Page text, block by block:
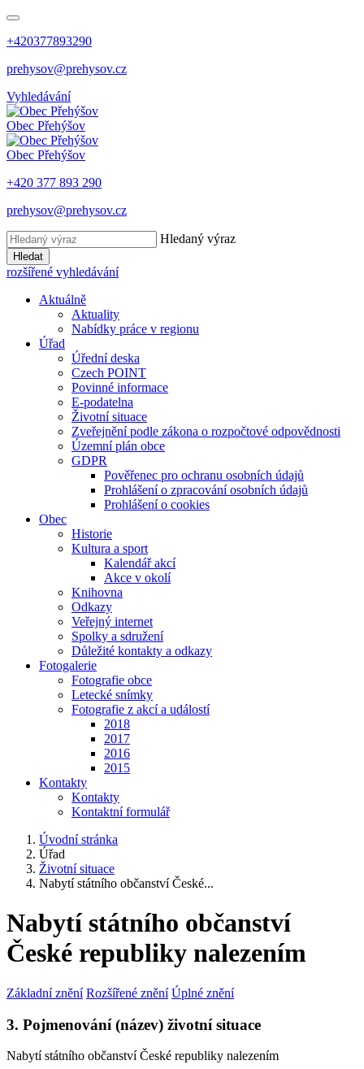
+420377893290
prehysov@prehysov.cz
Vyhledávání
Obec Přehýšov
Obec Přehýšov
+420 377 893 290
prehysov@prehysov.cz
Hledaný výraz
Hledat
rozšířené vyhledávání
Aktuálně
Aktuality
Nabídky práce v regionu
Úřad
Úřední deska
Czech POINT
Povinné informace
E-podatelna
Životní situace
Zveřejnění podle zákona o rozpočtové odpovědnosti
Územní plán obce
GDPR
Pověřenec pro ochranu osobních údajů
Prohlášení o zpracování osobních údajů
Prohlášení o cookies
Obec
Historie
Kultura a sport
Kalendář akcí
Akce v okolí
Knihovna
Odkazy
Veřejný internet
Spolky a sdružení
Důležité kontakty a odkazy
Fotogalerie
Fotografie obce
Letecké snímky
Fotografie z akcí a událostí
2018
2017
2016
2015
Kontakty
Kontakty
Kontaktní formulář
Úvodní stránka
Úřad
Životní situace
Nabytí státního občanství České...
Nabytí státního občanství
České republiky nalezením
Základní znění Rozšířené znění Úplné znění
3. Pojmenování (název) životní situace
Nabytí státního občanství České republiky nalezením